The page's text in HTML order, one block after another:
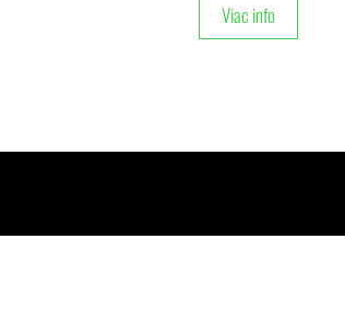
Viac info